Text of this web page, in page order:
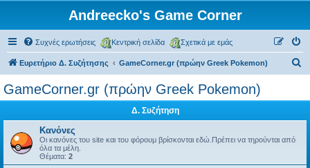
Andreecko's Game Corner
Συχνές ερωτήσεις Κεντρική σελίδα Σχετικά με εμάς
Ευρετήριο Δ. Συζήτησης GameCorner.gr (πρώην Greek Pokemon)
GameCorner.gr (πρώην Greek Pokemon)
Δ. Συζήτηση
Κανόνες
Οι κανόνες του site και του φόρουμ βρίσκονται εδώ.Πρέπει να τηρούνται από
όλα τα μέλη.
Θέματα: 2